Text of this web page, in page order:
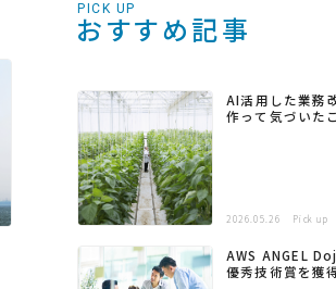
PICK UP
おすすめ記事
AI活用した業務
作って気づいた
2026.05.26 Pick up
AWS ANGEL
優秀技術賞を獲